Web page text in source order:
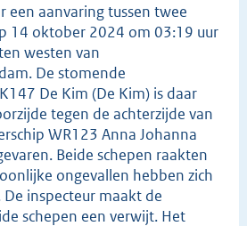
een aanvaring tussen twee
14 oktober 2024 om 03:19 uur
westen van
De stomende
De Kim (De Kim) is daar
tegen de achterzijde van
WR123 Anna Johanna
Beide schepen raakten
ongevallen hebben zich
inspecteur maakt de
schepen een verwijt. Het